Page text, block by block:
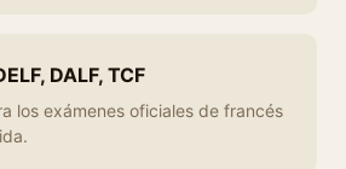
DALF, TCF
los exámenes oficiales de francés